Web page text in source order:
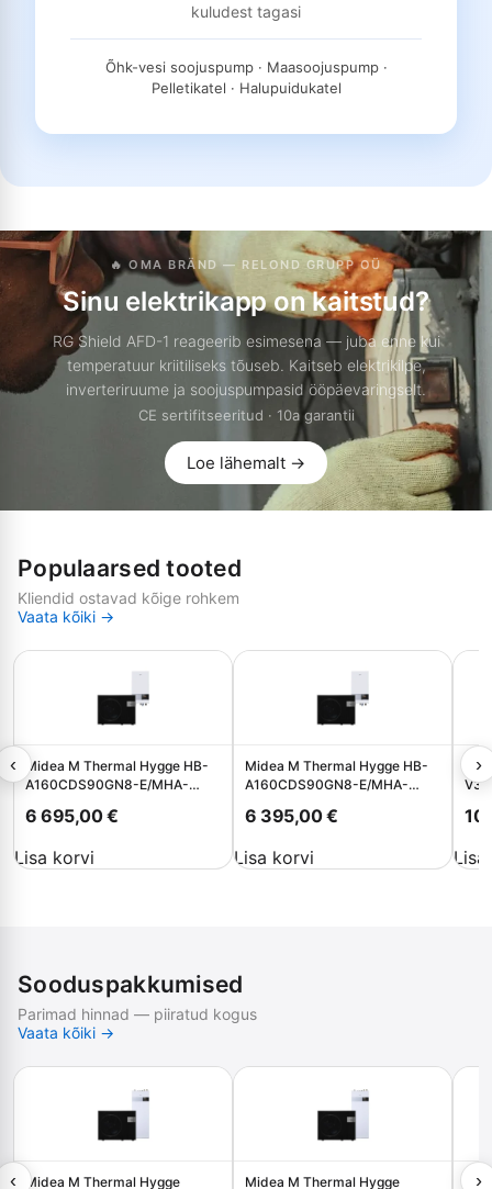
kuludest tagasi
Õhk-vesi soojuspump · Maasoojuspump ·
Pelletikatel · Halupuidukatel
🔥 OMA BRÄND — RELOND GRUPP OÜ
Sinu elektrikapp on kaitstud?
RG Shield AFD-1 reageerib esimesena — juba enne kui
temperatuur kriitiliseks tõuseb. Kaitseb elektrikilpe,
inverteriruume ja soojuspumpasid ööpäevaringselt.
CE sertifitseeritud · 10a garantii
Loe lähemalt →
Populaarsed tooted
Kliendid ostavad kõige rohkem
Vaata kõiki →
‹
Midea M Thermal Hygge HB-
A160CDS90GN8-E/MHA-
6 695,00€
Lisa korvi
Midea M Thermal Hygge HB-
A160CDS90GN8-E/MHA-
6 395,00€
Lisa korvi
10
›
Sooduspakkumised
Parimad hinnad — piiratud kogus
Vaata kõiki →
‹
Midea M Thermal Hygge
Midea M Thermal Hygge
›